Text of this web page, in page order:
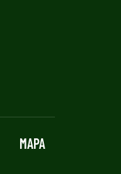
MAPA